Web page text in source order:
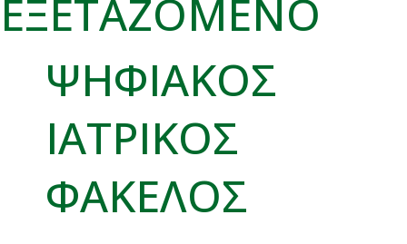
ΕΞΕΤΑΖΟΜΕΝΟ
ΨΗΦΙΑΚΟΣ
ΙΑΤΡΙΚΟΣ
ΦΑΚΕΛΟΣ